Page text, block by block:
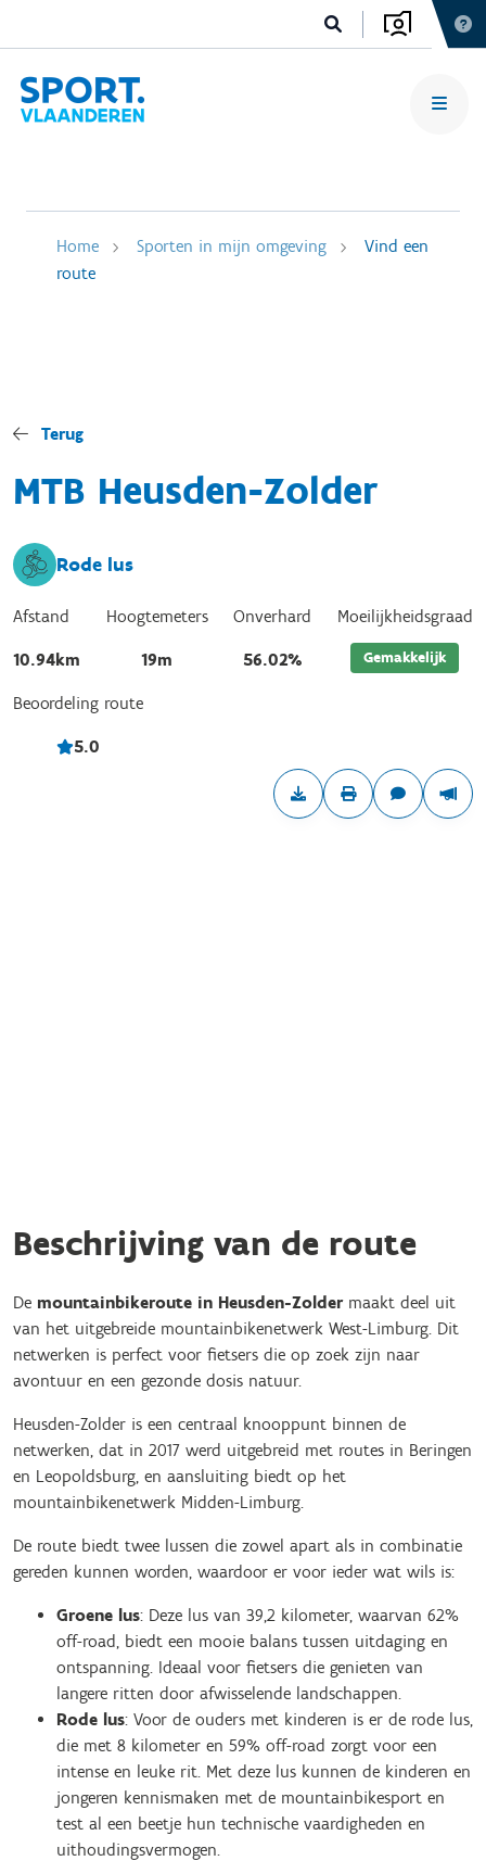
Home Sporten in mijn omgeving
Vind een
route
Terug
MTB Heusden-Zolder
Rode lus
Afstand
10.94km
Hoogtemeters
19m
Onverhard
56.02%
Moeilijkheidsgraad
Gemakkelijk
Beoordeling route
5.0
Beschrijving van de route
De mountainbikeroute in Heusden-Zoldermaakt deel uit
van het uitgebreide mountainbikenetwerk West-Limburg. Dit
netwerken is perfect voor fietsers die op zoek zijn naar
avontuur en een gezonde dosis natuur.
Heusden-Zolder is een centraal knooppunt binnen de
netwerken, dat in 2017 werd uitgebreid met routes in Beringen
en Leopoldsburg, en aansluiting biedt op het
mountainbikenetwerk Midden-Limburg.
De route biedt twee lussen die zowel apart als in combinatie
gereden kunnen worden, waardoor er voor ieder wat wils is:
Groene lus: Deze lus van 39,2 kilometer, waarvan 62%
off-road, biedt een mooie balans tussen uitdaging en
ontspanning. Ideaal voor fietsers die genieten van
langere ritten door afwisselende landschappen.
Rode lus: Voor de ouders met kinderen is er de rode lus,
die met 8 kilometer en 59% off-road zorgt voor een
intense en leuke rit. Met deze lus kunnen de kinderen en
jongeren kennismaken met de mountainbikesport en
test al een beetje hun technische vaardigheden en
uithoudingsvermogen.